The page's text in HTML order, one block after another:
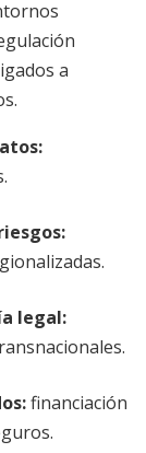
a
legal:
financiación